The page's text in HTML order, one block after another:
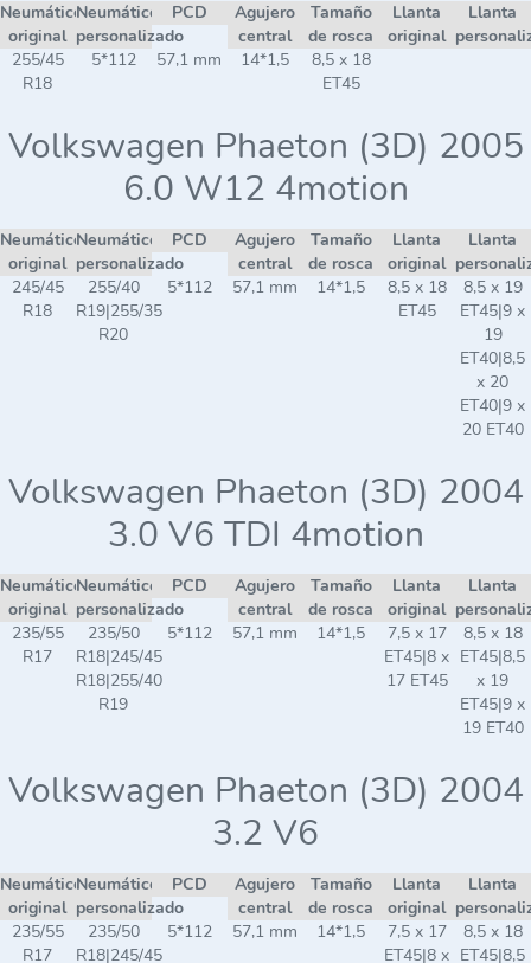
Neumático
original
Neumático
personalizado
PCD
Agujero
central
Tamaño
de rosca
Llanta
original
Llanta
255/45
R18
5*112 57,1 mm 14*1,5
8,5 x 18
ET45
Volkswagen Phaeton (3D) 2005
6.0 W12 4motion
Neumático
original
Neumático
personalizado
PCD
Agujero
central
Tamaño
de rosca
Llanta
original
Llanta
245/45
R18
255/40
R19|255/35
R20
5*112 57,1 mm 14*1,5
8,5 x 18
ET45
8,5 x 19
ET45|9 x
19
ET40|8,5
x 20
ET40|9 x
20 ET40
Volkswagen Phaeton (3D) 2004
3.0 V6 TDI 4motion
Neumático
original
Neumático
personalizado
PCD
Agujero
central
Tamaño
de rosca
Llanta
original
Llanta
235/55
R17
235/50
R18|245/45
R18|255/40
R19
5*112 57,1 mm 14*1,5
7,5 x 17
ET45|8 x
17 ET45
8,5 x 18
ET45|8,5
x 19
ET45|9 x
19 ET40
Volkswagen Phaeton (3D) 2004
3.2 V6
Neumático
original
Neumático
personalizado
PCD
Agujero
central
Tamaño
de rosca
Llanta
original
Llanta
235/55
R17
235/50
R18|245/45
5*112 57,1 mm 14*1,5
7,5 x 17
ET45|8 x
8,5 x 18
ET45|8,5